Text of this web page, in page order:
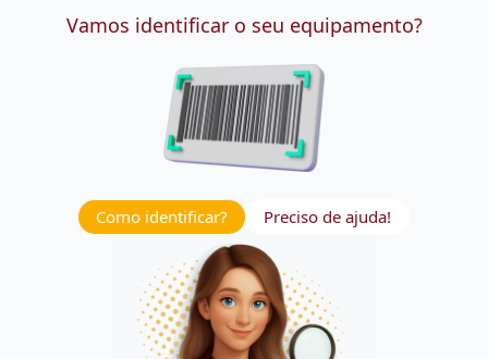
Vamos identificar o seu equipamento?
Como identificar? Preciso de ajuda!